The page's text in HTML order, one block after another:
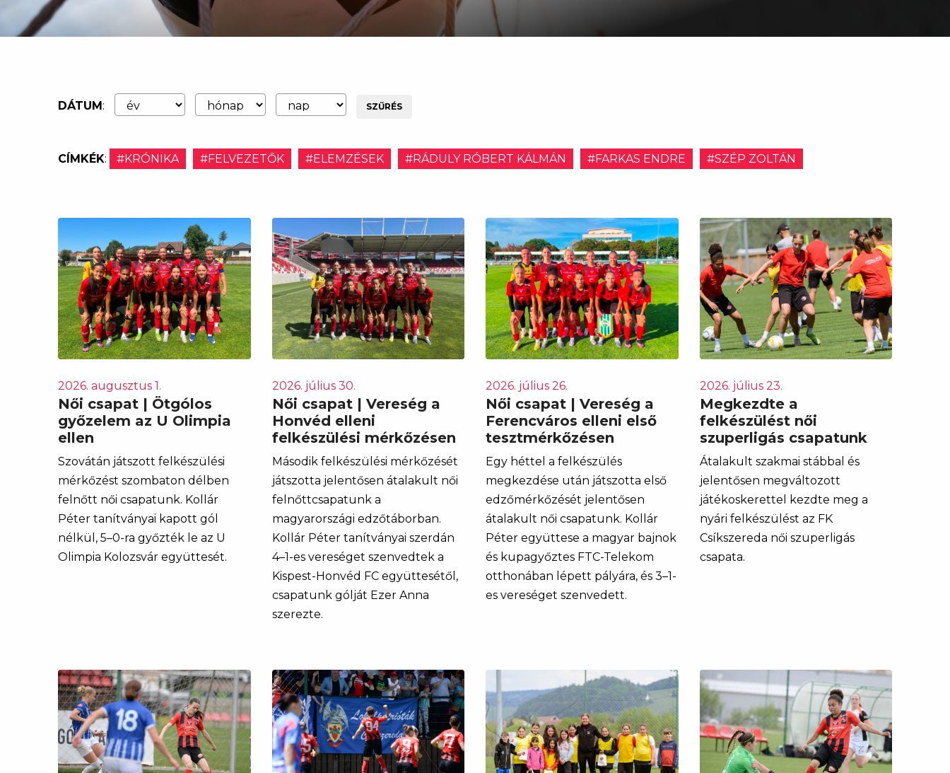
DÁTUM: SZŰRÉS
CÍMKÉK: #KRÓNIKA #FELVEZETŐK #ELEMZÉSEK #RÁDULY RÓBERT KÁLMÁN #FARKAS ENDRE #SZÉP ZOLTÁN
2026. augusztus 1.
Női csapat | Ötgólos
győzelem az U Olimpia
ellen
Szovátán játszott felkészülési
mérkőzést szombaton délben
felnőtt női csapatunk. Kollár
Péter tanítványai kapott gól
nélkül, 5–0-ra győzték le az U
Olimpia Kolozsvár együttesét.
2026. július 30.
Női csapat | Vereség a
Honvéd elleni
felkészülési mérkőzésen
Második felkészülési mérkőzését
játszotta jelentősen átalakult női
felnőttcsapatunk a
magyarországi edzőtáborban.
Kollár Péter tanítványai szerdán
4–1-es vereséget szenvedtek a
Kispest-Honvéd FC együttesétől,
csapatunk gólját Ezer Anna
szerezte.
2026. július 26.
Női csapat | Vereség a
Ferencváros elleni első
tesztmérkőzésen
Egy héttel a felkészülés
megkezdése után játszotta első
edzőmérkőzését jelentősen
átalakult női csapatunk. Kollár
Péter együttese a magyar bajnok
és kupagyőztes FTC-Telekom
otthonában lépett pályára, és 3–1-
es vereséget szenvedett.
2026. július 23.
Megkezdte a
felkészülést női
szuperligás csapatunk
Átalakult szakmai stábbal és
jelentősen megváltozott
játékoskerettel kezdte meg a
nyári felkészülést az FK
Csíkszereda női szuperligás
csapata.